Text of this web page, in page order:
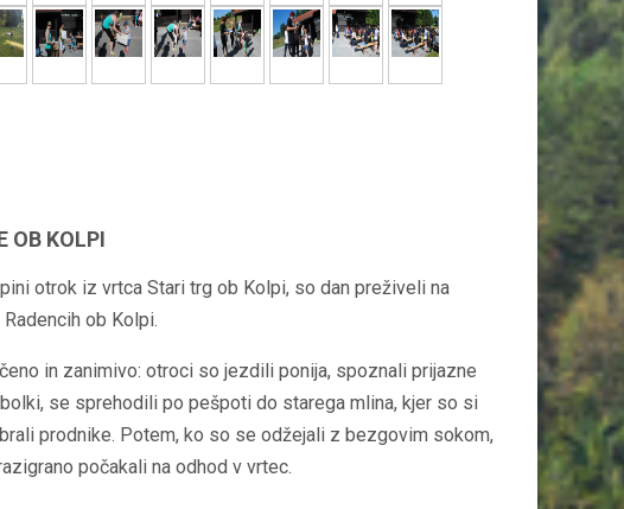
OB KOLPI
otrok iz vrtca Stari trg ob Kolpi, so dan preživeli na
ob Kolpi.
in zanimivo: otroci so jezdili ponija, spoznali prijazne
se sprehodili po pešpoti do starega mlina, kjer so si
prodnike. Potem, ko so se odžejali z bezgovim sokom,
počakali na odhod v vrtec.